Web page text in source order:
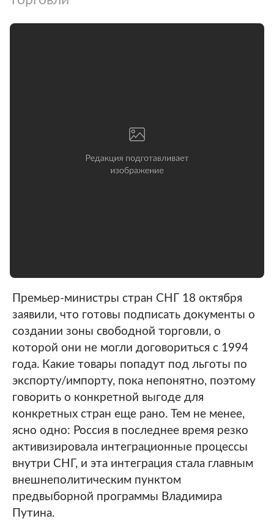
Премьер-министры стран СНГ 18 октября
заявили, что готовы подписать документы о
создании зоны свободной торговли, о
которой они не могли договориться с 1994
года. Какие товары попадут под льготы по
экспорту/импорту, пока непонятно, поэтому
говорить о конкретной выгоде для
конкретных стран еще рано. Тем не менее,
ясно одно: Россия в последнее время резко
активизировала интеграционные процессы
внутри СНГ, и эта интеграция стала главным
внешнеполитическим пунктом
предвыборной программы Владимира
Путина.